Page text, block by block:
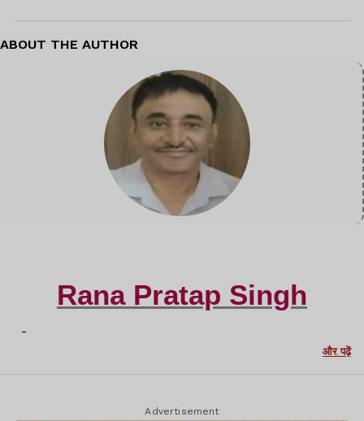
ABOUT THE AUTHOR
Rana Pratap Singh
-
और पढ़ें
Advertisement